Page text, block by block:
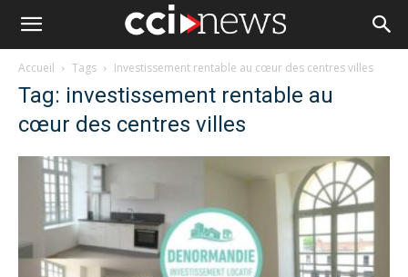
Accueil Tags Investissement rentable au cœur des centres villes
Tag: investissement rentable au
cœur des centres villes